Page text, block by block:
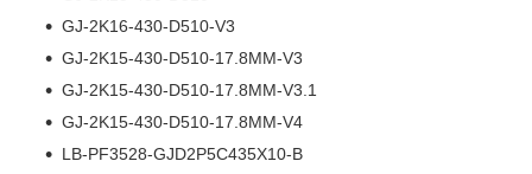
GJ-2K16-430-D510-V3
GJ-2K15-430-D510-17.8MM-V3
GJ-2K15-430-D510-17.8MM-V3.1
GJ-2K15-430-D510-17.8MM-V4
LB-PF3528-GJD2P5C435X10-B